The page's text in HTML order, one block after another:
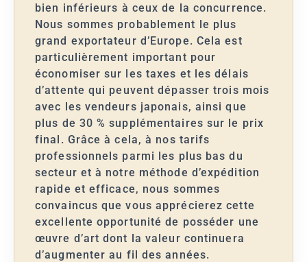
bien inférieurs à ceux de la concurrence.
Nous sommes probablement le plus
grand exportateur d’Europe. Cela est
particulièrement important pour
économiser sur les taxes et les délais
d’attente qui peuvent dépasser trois mois
avec les vendeurs japonais, ainsi que
plus de 30 % supplémentaires sur le prix
final. Grâce à cela, à nos tarifs
professionnels parmi les plus bas du
secteur et à notre méthode d’expédition
rapide et efficace, nous sommes
convaincus que vous apprécierez cette
excellente opportunité de posséder une
œuvre d’art dont la valeur continuera
d’augmenter au fil des années.